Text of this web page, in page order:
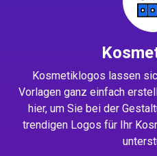
Kosmetiklogos lassen
Vorlagen ganz einfach
hier, um Sie bei der
trendigen Logos für Ihr